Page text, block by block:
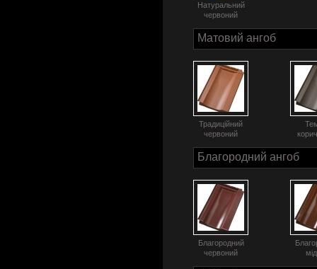
Натуральний
червоний
Матовий ангоб
Традиційний
червоний
Благородний ангоб
Благородний
червоний